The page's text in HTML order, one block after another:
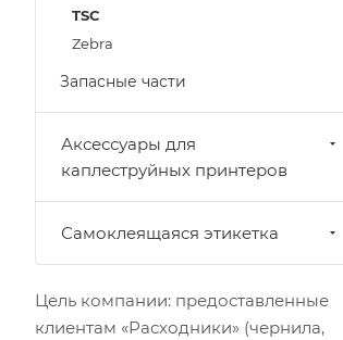
TSC
Zebra
Запасные части
Аксессуары для
каплеструйных принтеров
Самоклеящаяся этикетка
Цель компании: предоставленные
клиентам «Расходники» (чернила,